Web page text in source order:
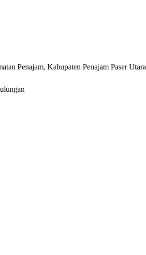
Penajam, Kabupaten Penajam Paser Utara